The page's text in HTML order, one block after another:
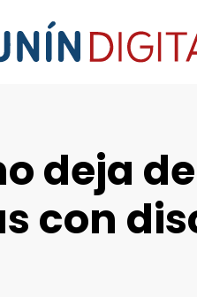
deja
con